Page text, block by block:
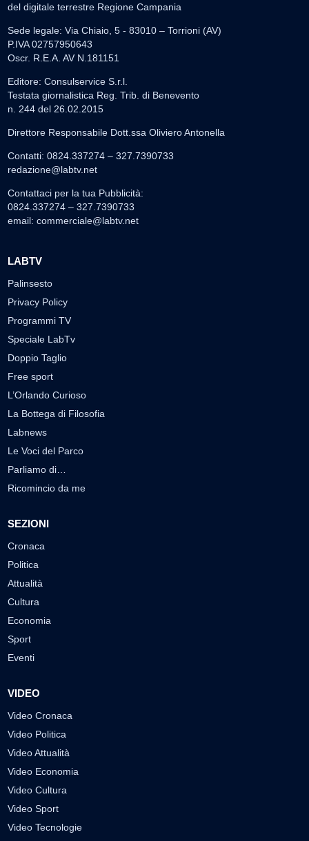
del digitale terrestre Regione Campania
Sede legale: Via Chiaio, 5 - 83010 – Torrioni (AV)
P.IVA 02757950643
Oscr. R.E.A. AV N.181151
Editore: Consulservice S.r.l.
Testata giornalistica Reg. Trib. di Benevento
n. 244 del 26.02.2015
Direttore Responsabile Dott.ssa Oliviero Antonella
Contatti: 0824.337274 – 327.7390733
redazione@labtv.net
Contattaci per la tua Pubblicità:
0824.337274 – 327.7390733
email: commerciale@labtv.net
LABTV
Palinsesto
Privacy Policy
Programmi TV
Speciale LabTv
Doppio Taglio
Free sport
L’Orlando Curioso
La Bottega di Filosofia
Labnews
Le Voci del Parco
Parliamo di…
Ricomincio da me
SEZIONI
Cronaca
Politica
Attualità
Cultura
Economia
Sport
Eventi
VIDEO
Video Cronaca
Video Politica
Video Attualità
Video Economia
Video Cultura
Video Sport
Video Tecnologie